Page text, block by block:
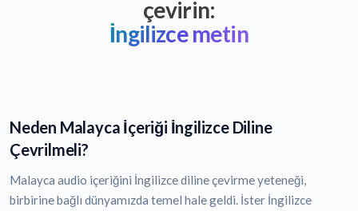
çevirin:
İngilizce metin
Neden Malayca İçeriği İngilizce Diline
Çevrilmeli?
Malayca audio içeriğini İngilizce diline çevirme yeteneği,
birbirine bağlı dünyamızda temel hale geldi. İster İngilizce